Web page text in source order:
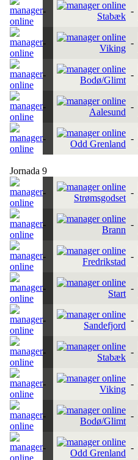
-
Stabæk
-
-
Viking
-
-
Bodø/Glimt
-
-
Aalesund
-
-
Odd Grenland
-
Jornada 9
-
Strømsgodset
-
-
Brann
-
-
Fredrikstad
-
-
Start
-
-
Sandefjord
-
-
Stabæk
-
-
Viking
-
-
Bodø/Glimt
-
-
Odd Grenland
-